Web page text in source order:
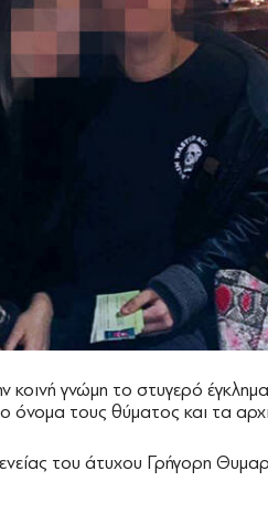
γνώμη το στυγερό
όνομα τους θύματος και τα
του άτυχου Γρήγορη